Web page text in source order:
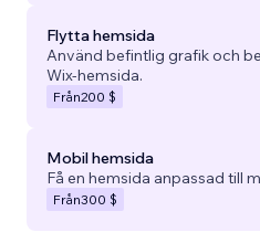
Flytta hemsida
Använd befintlig grafik och
Wix-hemsida.
Från200 $
Mobil hemsida
Få en hemsida anpassad till
Från300 $